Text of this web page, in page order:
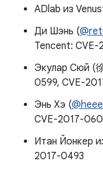
ADlab из
Ди Шэнь (
Tencent: CVE-
Экулар Сюй (
0599, CVE-
Энь Хэ (
CVE-2017-
Итан Йонкер
2017-0493